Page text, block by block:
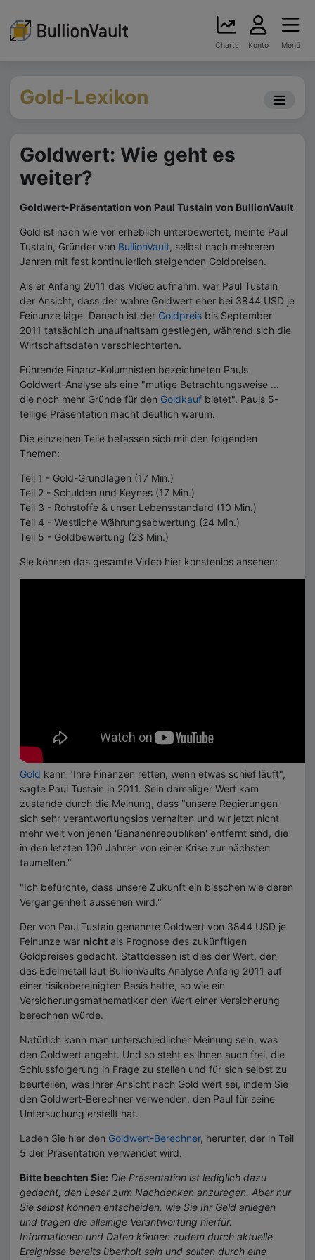
Charts Konto Menü
Gold-Lexikon
Goldwert: Wie geht es
weiter?
Goldwert-Präsentation von Paul Tustain von BullionVault
Gold ist nach wie vor erheblich unterbewertet, meinte Paul
Tustain, Gründer von BullionVault, selbst nach mehreren
Jahren mit fast kontinuierlich steigenden Goldpreisen.
Als er Anfang 2011 das Video aufnahm, war Paul Tustain
der Ansicht, dass der wahre Goldwert eher bei 3844 USD je
Feinunze läge. Danach ist der Goldpreis bis September
2011 tatsächlich unaufhaltsam gestiegen, während sich die
Wirtschaftsdaten verschlechterten.
Führende Finanz-Kolumnisten bezeichneten Pauls
Goldwert-Analyse als eine "mutige Betrachtungsweise ...
die noch mehr Gründe für den Goldkauf bietet". Pauls 5-
teilige Präsentation macht deutlich warum.
Die einzelnen Teile befassen sich mit den folgenden
Themen:
Teil 1 - Gold-Grundlagen (17 Min.)
Teil 2 - Schulden und Keynes (17 Min.)
Teil 3 - Rohstoffe & unser Lebensstandard (10 Min.)
Teil 4 - Westliche Währungsabwertung (24 Min.)
Teil 5 - Goldbewertung (23 Min.)
Sie können das gesamte Video hier konstenlos ansehen:
Gold kann "Ihre Finanzen retten, wenn etwas schief läuft",
sagte Paul Tustain in 2011. Sein damaliger Wert kam
zustande durch die Meinung, dass "unsere Regierungen
sich sehr verantwortungslos verhalten und wir jetzt nicht
mehr weit von jenen 'Bananenrepubliken' entfernt sind, die
in den letzten 100 Jahren von einer Krise zur nächsten
taumelten."
"Ich befürchte, dass unsere Zukunft ein bisschen wie deren
Vergangenheit aussehen wird."
Der von Paul Tustain genannte Goldwert von 3844 USD je
Feinunze war nicht als Prognose des zukünftigen
Goldpreises gedacht. Stattdessen ist dies der Wert, den
das Edelmetall laut BullionVaults Analyse Anfang 2011 auf
einer risikobereinigten Basis hatte, so wie ein
Versicherungsmathematiker den Wert einer Versicherung
berechnen würde.
Natürlich kann man unterschiedlicher Meinung sein, was
den Goldwert angeht. Und so steht es Ihnen auch frei, die
Schlussfolgerung in Frage zu stellen und für sich selbst zu
beurteilen, was Ihrer Ansicht nach Gold wert sei, indem Sie
den Goldwert-Berechner verwenden, den Paul für seine
Untersuchung erstellt hat.
Laden Sie hier den Goldwert-Berechner, herunter, der in Teil
5 der Präsentation verwendet wird.
Bitte beachten Sie: Die Präsentation ist lediglich dazu
gedacht, den Leser zum Nachdenken anzuregen. Aber nur
Sie selbst können entscheiden, wie Sie Ihr Geld anlegen
und tragen die alleinige Verantwortung hierfür.
Informationen und Daten können zudem durch aktuelle
Ereignisse bereits überholt sein und sollten durch eine